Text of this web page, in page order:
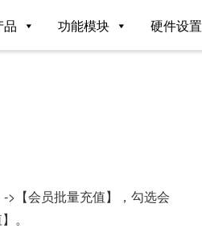
品 功能模块 硬件设置
>【会员批量充值】，勾选会
。